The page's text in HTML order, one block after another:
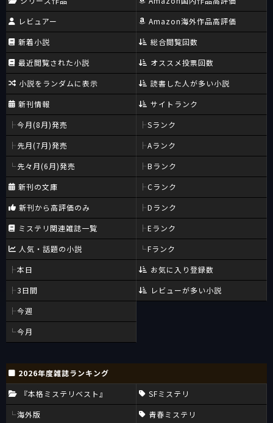
レビュアー
新着小説
最近閲覧された小説
小説をランダムに表示
新刊情報
今月(8月)発売
先月(7月)発売
先々月(6月)発売
新刊の文庫
新刊から高評価のみ
ミステリ関連雑誌一覧
人気・話題の小説
本日
3日間
今週
今月
Amazon海外作品高評価
総合閲覧回数
オススメ投票回数
読書した人が多い小説
サイトランク
Sランク
Aランク
Bランク
Cランク
Dランク
Eランク
Fランク
お気に入り登録数
レビューが多い小説
2026年度雑誌ランキング
『本格ミステリベスト』
海外版
SFミステリ
青春ミステリ